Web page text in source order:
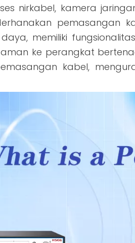
nirkabel, kamera
pemasangan
memiliki
ke perangkat
kabel,